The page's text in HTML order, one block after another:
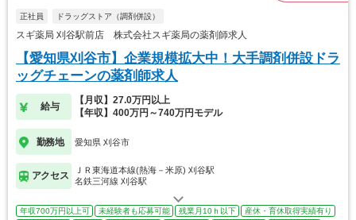
正社員 ドラッグストア（調剤併設）
スギ薬局 刈谷駅前店 株式会社スギ薬局の薬剤師求人
【愛知県刈谷市】企業規模拡大中！大手調剤併設ドラ
ッグチェーンの薬剤師求人
給与
【月収】27.0万円以上
【年収】400万円～740万円モデル
勤務地 愛知県 刈谷市
アクセス
ＪＲ東海道本線(熱海－米原) 刈谷駅
名鉄三河線 刈谷駅
年収700万円以上可 未経験者も応募可能 残業月10ｈ以下
産休・育休取得実績有り